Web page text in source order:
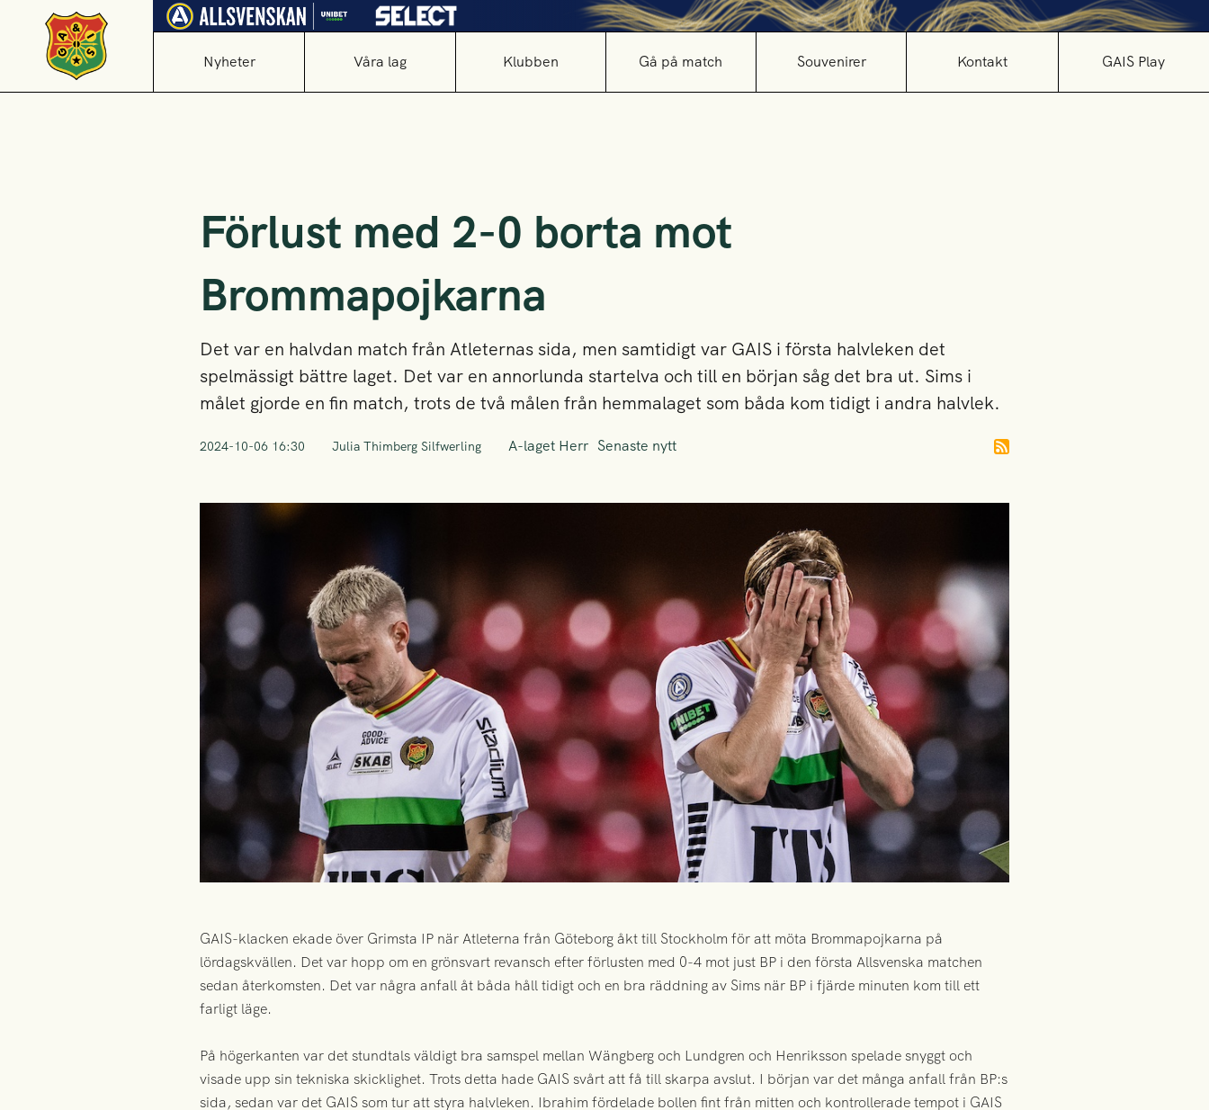
Nyheter Våra lag Klubben Gå på match Souvenirer Kontakt GAIS Play
Förlust med 2-0 borta mot
Brommapojkarna
Det var en halvdan match från Atleternas sida, men samtidigt var GAIS i första halvleken det
spelmässigt bättre laget. Det var en annorlunda startelva och till en början såg det bra ut. Sims i
målet gjorde en fin match, trots de två målen från hemmalaget som båda kom tidigt i andra halvlek.
2024-10-06 16:30 Julia Thimberg Silfwerling A-laget Herr Senaste nytt
GAIS-klacken ekade över Grimsta IP när Atleterna från Göteborg åkt till Stockholm för att möta Brommapojkarna på
lördagskvällen. Det var hopp om en grönsvart revansch efter förlusten med 0-4 mot just BP i den första Allsvenska matchen
sedan återkomsten. Det var några anfall åt båda håll tidigt och en bra räddning av Sims när BP i fjärde minuten kom till ett
farligt läge.
På högerkanten var det stundtals väldigt bra samspel mellan Wängberg och Lundgren och Henriksson spelade snyggt och
visade upp sin tekniska skicklighet. Trots detta hade GAIS svårt att få till skarpa avslut. I början var det många anfall från BP:s
sida, sedan var det GAIS som tur att styra halvleken. Ibrahim fördelade bollen fint från mitten och kontrollerade tempot i GAIS